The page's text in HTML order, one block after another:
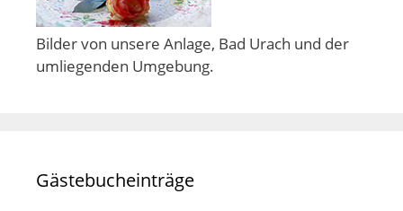
Bilder von unsere Anlage, Bad Urach und der
umliegenden Umgebung.
Gästebucheinträge